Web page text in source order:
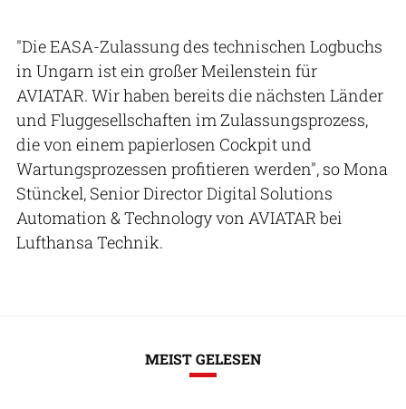
"Die EASA-Zulassung des technischen Logbuchs
in Ungarn ist ein großer Meilenstein für
AVIATAR. Wir haben bereits die nächsten Länder
und Fluggesellschaften im Zulassungsprozess,
die von einem papierlosen Cockpit und
Wartungsprozessen profitieren werden", so Mona
Stünckel, Senior Director Digital Solutions
Automation & Technology von AVIATAR bei
Lufthansa Technik.
MEIST GELESEN